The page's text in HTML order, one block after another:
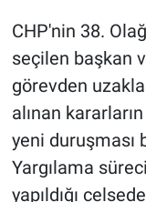
CHP'nin 38.
seçilen başkan
görevden
alınan
yeni duruşması
Yargılama
yapıldığı